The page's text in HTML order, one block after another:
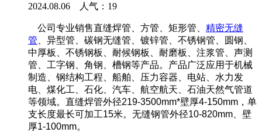
2024.08.06 人气： 19
公司专业销售直缝焊管、方管、矩形管、 精密无缝
管 、异型管、碳钢无缝管、镀锌管、不锈钢管、圆钢、
中厚板、不锈钢板、耐候钢板、耐磨板、注浆管、声测
管、工字钢、角钢、槽钢等产品。产品广泛应用于机械
制造、钢结构工程、船舶、压力容器、电站、水力发
电、煤化工、石化、汽车、航空航天、石油天然气管道
等领域。直缝焊管外径219-3500mm*壁厚4-150mm，单
支长度最长可加工15米。无缝钢管外径10-820mm、壁
厚1-100mm。